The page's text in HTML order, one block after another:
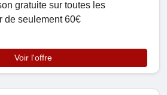
gratuite sur toutes les
de seulement 60€
Voir l'offre